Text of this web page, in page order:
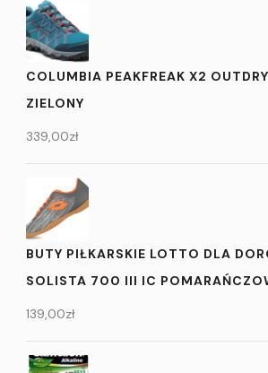
COLUMBIA PEAKFREAK X2
ZIELONY
339,00zł
BUTY PIŁKARSKIE LOTTO DLA
SOLISTA 700 III IC
139,00zł